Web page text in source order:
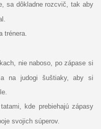
sa dôkladne rozcvič, tak aby
trénera.
nie naboso, po zápase si
na judogi šuštiaky, aby si
kde prebiehajú zápasy
svojich súperov.